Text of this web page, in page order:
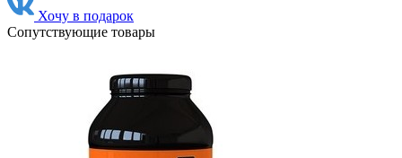
Хочу в подарок
Сопутствующие товары